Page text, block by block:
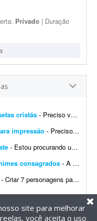
Privado | Duração
cristãs - Preciso vetorizar duas estampas para camisetas streetwear com temática cristã. Já tenho os mockups e as referências. Preciso receber os arquivos finais nos formatos AI, P...
impressão - Preciso de alguém que saiba criar um baralho espanhol vetorizado para impressão. Preciso dos arquivos em formato vetorial e também em PNG de alta resolução. Favo...
- Estou procurando um designer para vetorizar um logotipo que já tenho pronto. Esta arte será encaminhada para a fábrica, então será necessário exportar na q...
consagrados - A ideia é criar oito artes para camisetas oversized para quatro animes consagrados diferentes. São quatro ilustrações maiores para as costas e quatro menores para o lado...
- Criar 7 personagens para um jogo, em pixel art e assets para os 7 personagens (estilo caixa de dialogo como do stardew Valley)
site para melhorar
você aceita o uso